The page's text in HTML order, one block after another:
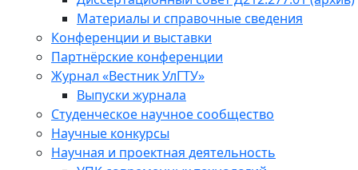
Материалы и справочные сведения
Конференции и выставки
Партнёрские конференции
Журнал «Вестник УлГТУ»
Выпуски журнала
Студенческое научное сообщество
Научные конкурсы
Научная и проектная деятельность